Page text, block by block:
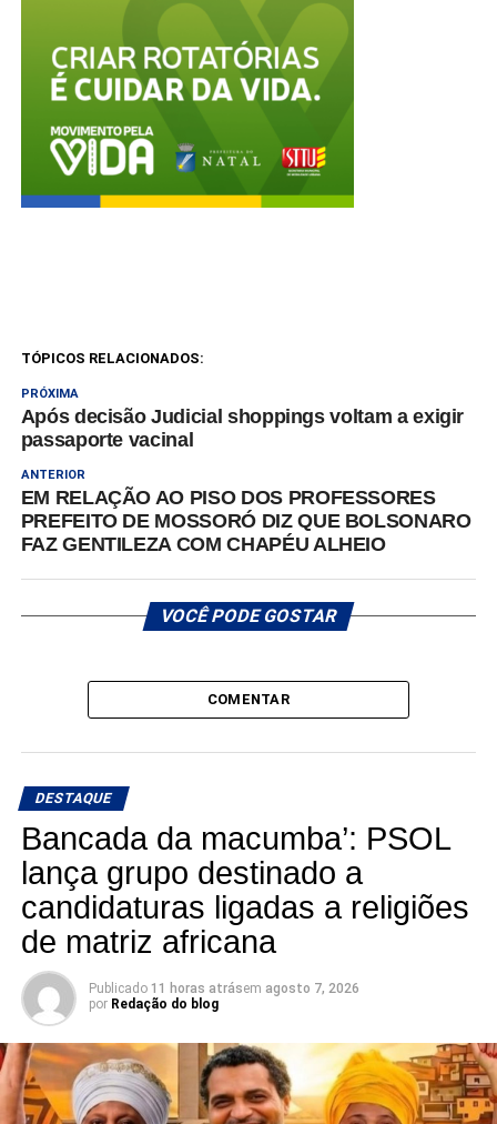
TÓPICOS RELACIONADOS:
PRÓXIMA
Após decisão Judicial shoppings voltam a exigir
passaporte vacinal
ANTERIOR
EM RELAÇÃO AO PISO DOS PROFESSORES
PREFEITO DE MOSSORÓ DIZ QUE BOLSONARO
FAZ GENTILEZA COM CHAPÉU ALHEIO
VOCÊ PODE GOSTAR
COMENTAR
DESTAQUE
Bancada da macumba’: PSOL
lança grupo destinado a
candidaturas ligadas a religiões
de matriz africana
Publicado 11 horas atrásem agosto 7, 2026
por Redação do blog